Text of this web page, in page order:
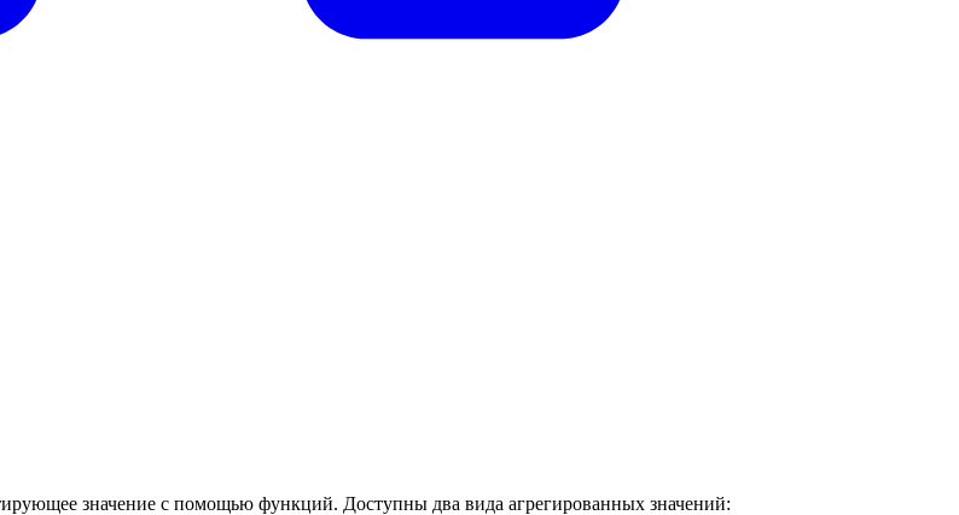
значение с помощью функций. Доступны два вида агрегированных значений: